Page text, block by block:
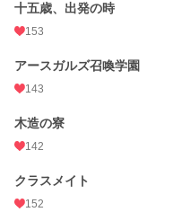
十五歳、出発の時
153
アースガルズ召喚学園
143
木造の寮
142
クラスメイト
152